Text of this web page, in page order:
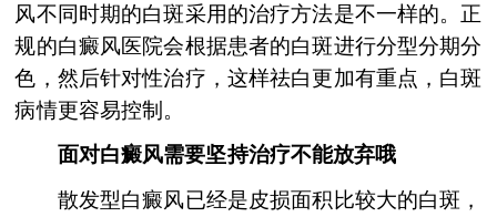
风不同时期的白斑采用的治疗方法是不一样的。正
规的白癜风医院会根据患者的白斑进行分型分期分
色，然后针对性治疗，这样祛白更加有重点，白斑
病情更容易控制。
面对白癜风需要坚持治疗不能放弃哦
散发型白癜风已经是皮损面积比较大的白斑，